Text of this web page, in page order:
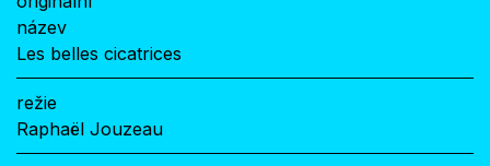
název
Les belles cicatrices
režie
Raphaël Jouzeau